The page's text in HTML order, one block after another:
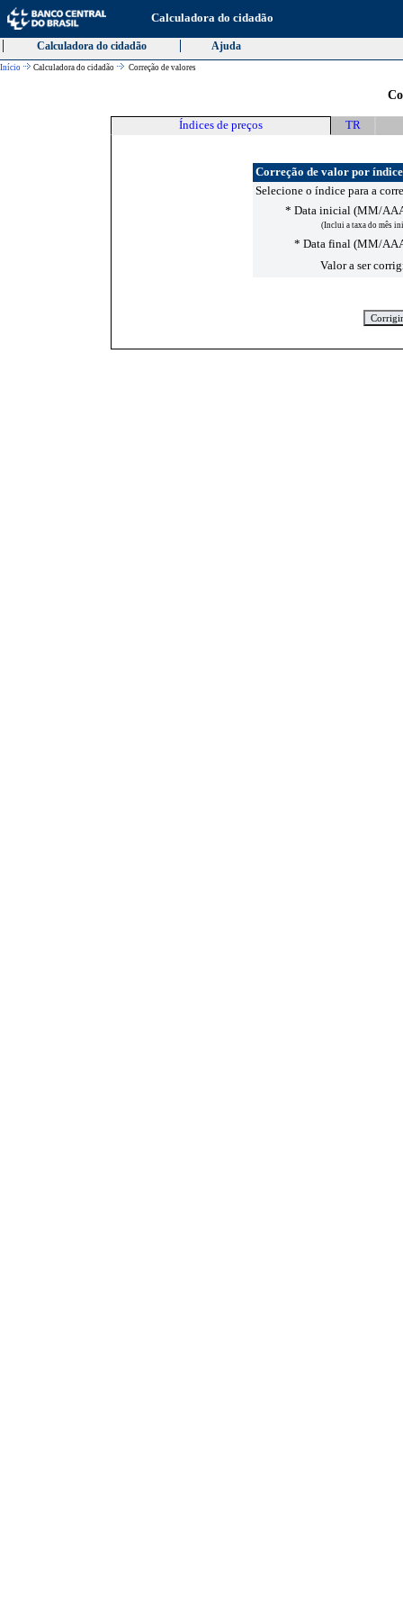
Calculadora do cidadão
Calculadora do cidadão Ajuda
Início Calculadora do cidadão Correção de valores
Índices de preços TR
Correção de valor por
Selecione o índice para a
* Data inicial (MM/
(Inclui a taxa do mês
* Data final (MM/
Valor a ser